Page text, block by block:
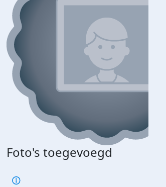
Foto's toegevoegd